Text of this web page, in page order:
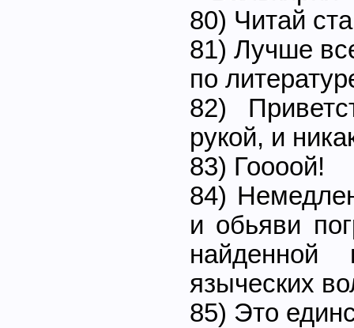
80) Читай
81) Лучше
по
82)
рукой, и
83) Гоооой!
84)
и обьяви
найденной
языческих
85) Это